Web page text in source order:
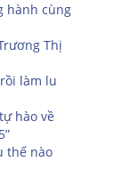
hành cùng
Thị
làm lu
hào về
thế nào